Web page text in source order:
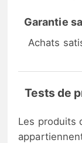
Garantie
Achats
Tests de
Les produits